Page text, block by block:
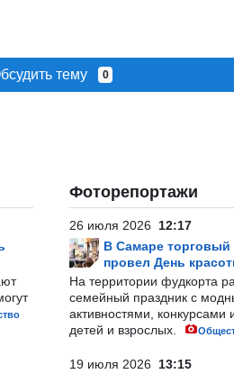
тему 0
Фоторепортажи
26 июля 2026 12:17
В Самаре торговый
провел День
На территории фудкорта
семейный праздник с
активностями, конкурсами
детей и взрослых.
19 июля 2026 13:15